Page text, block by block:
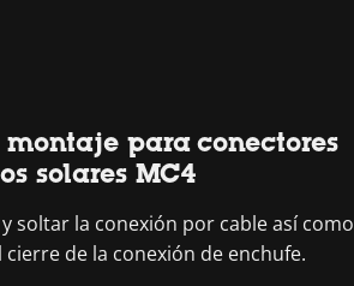
para conectores
solares MC4
soltar la conexión por cable así como
de la conexión de enchufe.